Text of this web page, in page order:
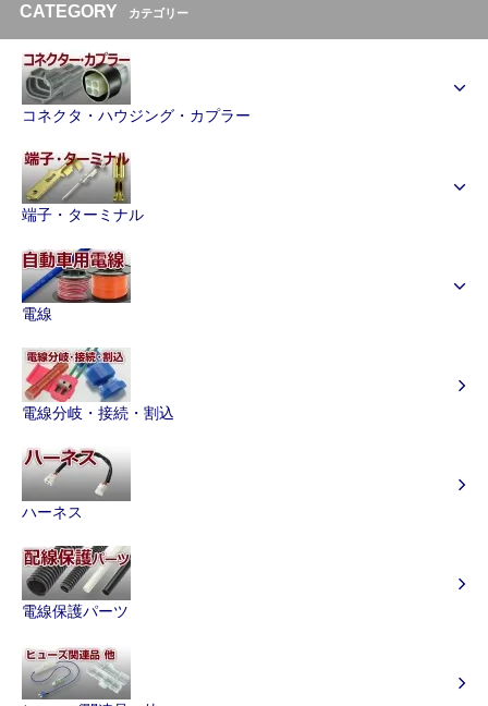
CATEGORY カテゴリー
コネクタ・ハウジング・カプラー
端子・ターミナル
電線
電線分岐・接続・割込
ハーネス
電線保護パーツ